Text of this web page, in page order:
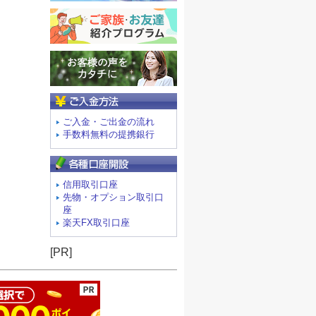
ご入金・ご出金の流れ
手数料無料の提携銀行
信用取引口座
先物・オプション取引口
座
楽天FX取引口座
[PR]